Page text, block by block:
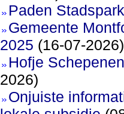
Paden
Gemeente
2025 (16-07-2026)
Hofje
2026)
Onjuiste